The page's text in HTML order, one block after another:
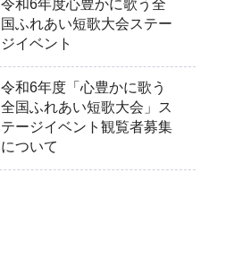
令和6年度心豊かに歌う全
国ふれあい短歌大会ステー
ジイベント
令和6年度「心豊かに歌う
全国ふれあい短歌大会」ス
テージイベント観覧者募集
について